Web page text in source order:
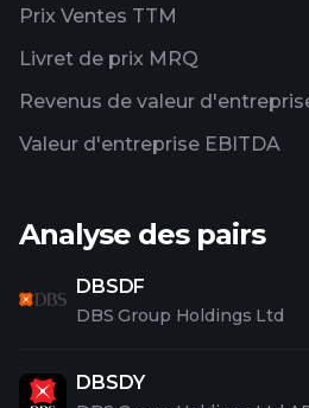
Prix ​​Ventes TTM
Livret de prix MRQ
Revenus de valeur
Valeur d'entreprise EBITDA
Analyse des pairs
DBSDF
DBS Group Holdings Ltd
DBSDY